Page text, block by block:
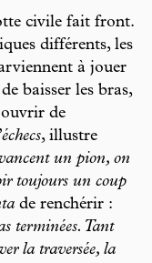
civile fait front.
différents, les
à jouer
baisser les bras,
de
, illustre
un pion, on
toujours un coup
de renchérir :
terminées. Tant
la traversée, la